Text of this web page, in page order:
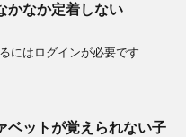
かなか定着しない
にはログインが必要です
ベットが覚えられない子